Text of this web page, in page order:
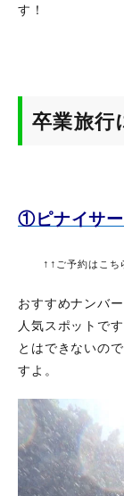
す！
卒業旅行
①ピナイサ
↑↑ ご予約はこち
おすすめナンバ
人気スポットで
とはできないの
すよ。